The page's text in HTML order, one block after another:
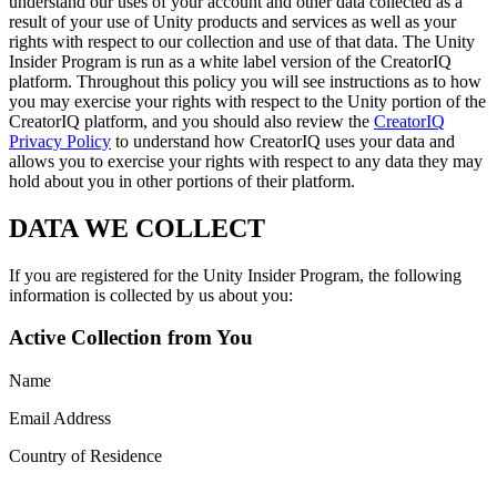
LiveOps
Insights pós-lançamento e operações de jogos ao vivo
Amplie
Aquisição de usuários
Seja descoberto e adquira usuários móveis
Gerencie as IAP em todas as lojas e no modelo D2C (direto ao
consumidor).
Monetização
Conecte jogadores com os jogos certos
Anuncie com o Unity
Monetize com o Unity
Casos de uso
Jogos de dispositivos móveis
Crie e faça crescer sucessos móveis com o Unity
Jogos Independentes
Varejo
Transformar experiências em loja em experiências online
Automotivo
Impulsione a inovação e as experiências dentro do carro
Veja todas as indústrias
Insights
Estudos de caso
Histórias de sucesso do mundo real
Guias de melhores práticas
Dicas e truques de especialistas
Demonstrações, amostras e blocos de construção
Todos os recursos
Blog
Notícias
Notícias, histórias e centro de imprensa
Junte-se a desenvolvedores, criadores e insiders
Prêmios Unity
Celebrando criadores do Unity em todo o mundo
Tutoriais
Dicas práticas e melhores práticas
Educação
Para estudantes
Impulsione sua carreira
Impulsione seu ensino
Concessão de Licença Educacional
Leve o poder do Unity para sua instituição
Certificações
result of your use of Unity products and services as well as your
rights with respect to our collection and use of that data. The Unity
Insider Program is run as a white label version of the CreatorIQ
platform. Throughout this policy you will see instructions as to how
you may exercise your rights with respect to the Unity portion of the
CreatorIQ platform, and you should also review the CreatorIQ
Privacy Policy to understand how CreatorIQ uses your data and
allows you to exercise your rights with respect to any data they may
hold about you in other portions of their platform.
DATA WE COLLECT
If you are registered for the Unity Insider Program, the following
information is collected by us about you:
Active Collection from You
Name
Email Address
Country of Residence